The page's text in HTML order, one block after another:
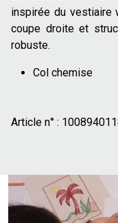
inspirée du vestiaire
coupe droite et
robuste.
Col chemise
Bas de manches
Pour un look
surchemise ouverte
Article n° :